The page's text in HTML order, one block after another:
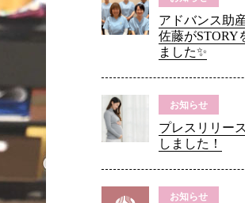
アドバンス助産
佐藤がSTORY
ました✨
お知らせ
プレスリリー
しました！
お知らせ